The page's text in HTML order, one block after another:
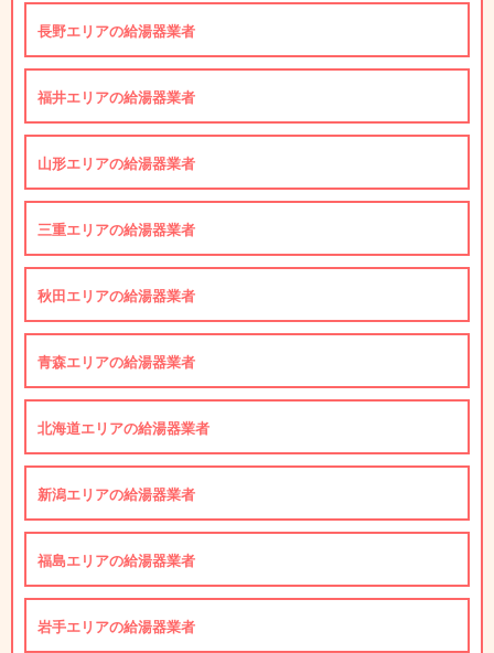
長野エリアの給湯器業者
福井エリアの給湯器業者
山形エリアの給湯器業者
三重エリアの給湯器業者
秋田エリアの給湯器業者
青森エリアの給湯器業者
北海道エリアの給湯器業者
新潟エリアの給湯器業者
福島エリアの給湯器業者
岩手エリアの給湯器業者